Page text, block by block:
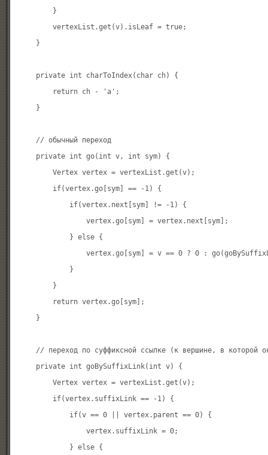
        }
        vertexList.get(v).isLeaf = true;
    }
    private int charToIndex(char ch) {
        return ch - 'a';
    }
    // обычный переход
    private int go(int v, int sym) {
        Vertex vertex = vertexList.get(v);
        if(vertex.go[sym] == -1) {
            if(vertex.next[sym] != -1) {
                vertex.go[sym] = vertex.next[sym];
            } else {
vertex.go[sym] = v == 0 ? 0 :
            }
        }
        return vertex.go[sym];
    }
// переход по суффиксной ссылке (к вершине, в которой
    private int goBySuffixLink(int v) {
        Vertex vertex = vertexList.get(v);
        if(vertex.suffixLink == -1) {
            if(v == 0 || vertex.parent == 0) {
                vertex.suffixLink = 0;
            } else {